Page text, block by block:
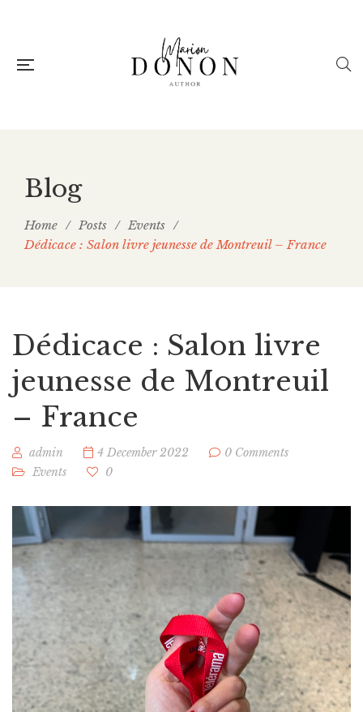
Blog
Home / Posts / Events /
Dédicace : Salon livre jeunesse de Montreuil – France
Dédicace : Salon livre
jeunesse de Montreuil
– France
admin 4 December 2022
0 Comments
Events
0